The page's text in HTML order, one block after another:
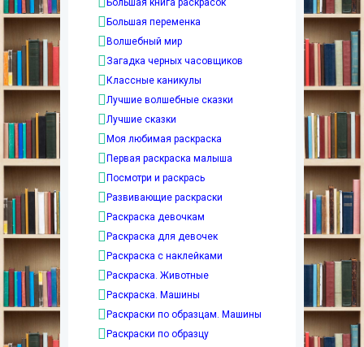
Большая книга раскрасок
Большая переменка
Волшебный мир
Загадка черных часовщиков
Классные каникулы
Лучшие волшебные сказки
Лучшие сказки
Моя любимая раскраска
Первая раскраска малыша
Посмотри и раскрась
Развивающие раскраски
Раскраска девочкам
Раскраска для девочек
Раскраска с наклейками
Раскраска. Животные
Раскраска. Машины
Раскраски по образцам. Машины
Раскраски по образцу